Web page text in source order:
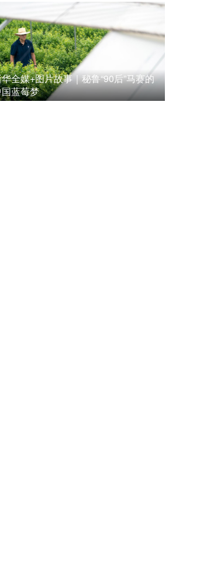
全媒+图片故事｜秘鲁“90后”马赛的
蓝莓梦